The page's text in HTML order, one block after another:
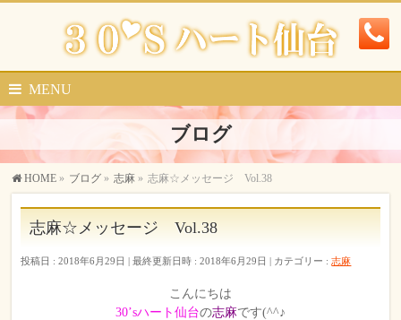
MENU
ブログ
HOME » ブログ » 志麻 » 志麻☆メッセージ Vol.38
志麻☆メッセージ Vol.38
投稿日 : 2018年6月29日 最終更新日時 : 2018年6月29日 カテゴリー :志麻
こんにちは
30’sハート仙台の志麻です(^^♪